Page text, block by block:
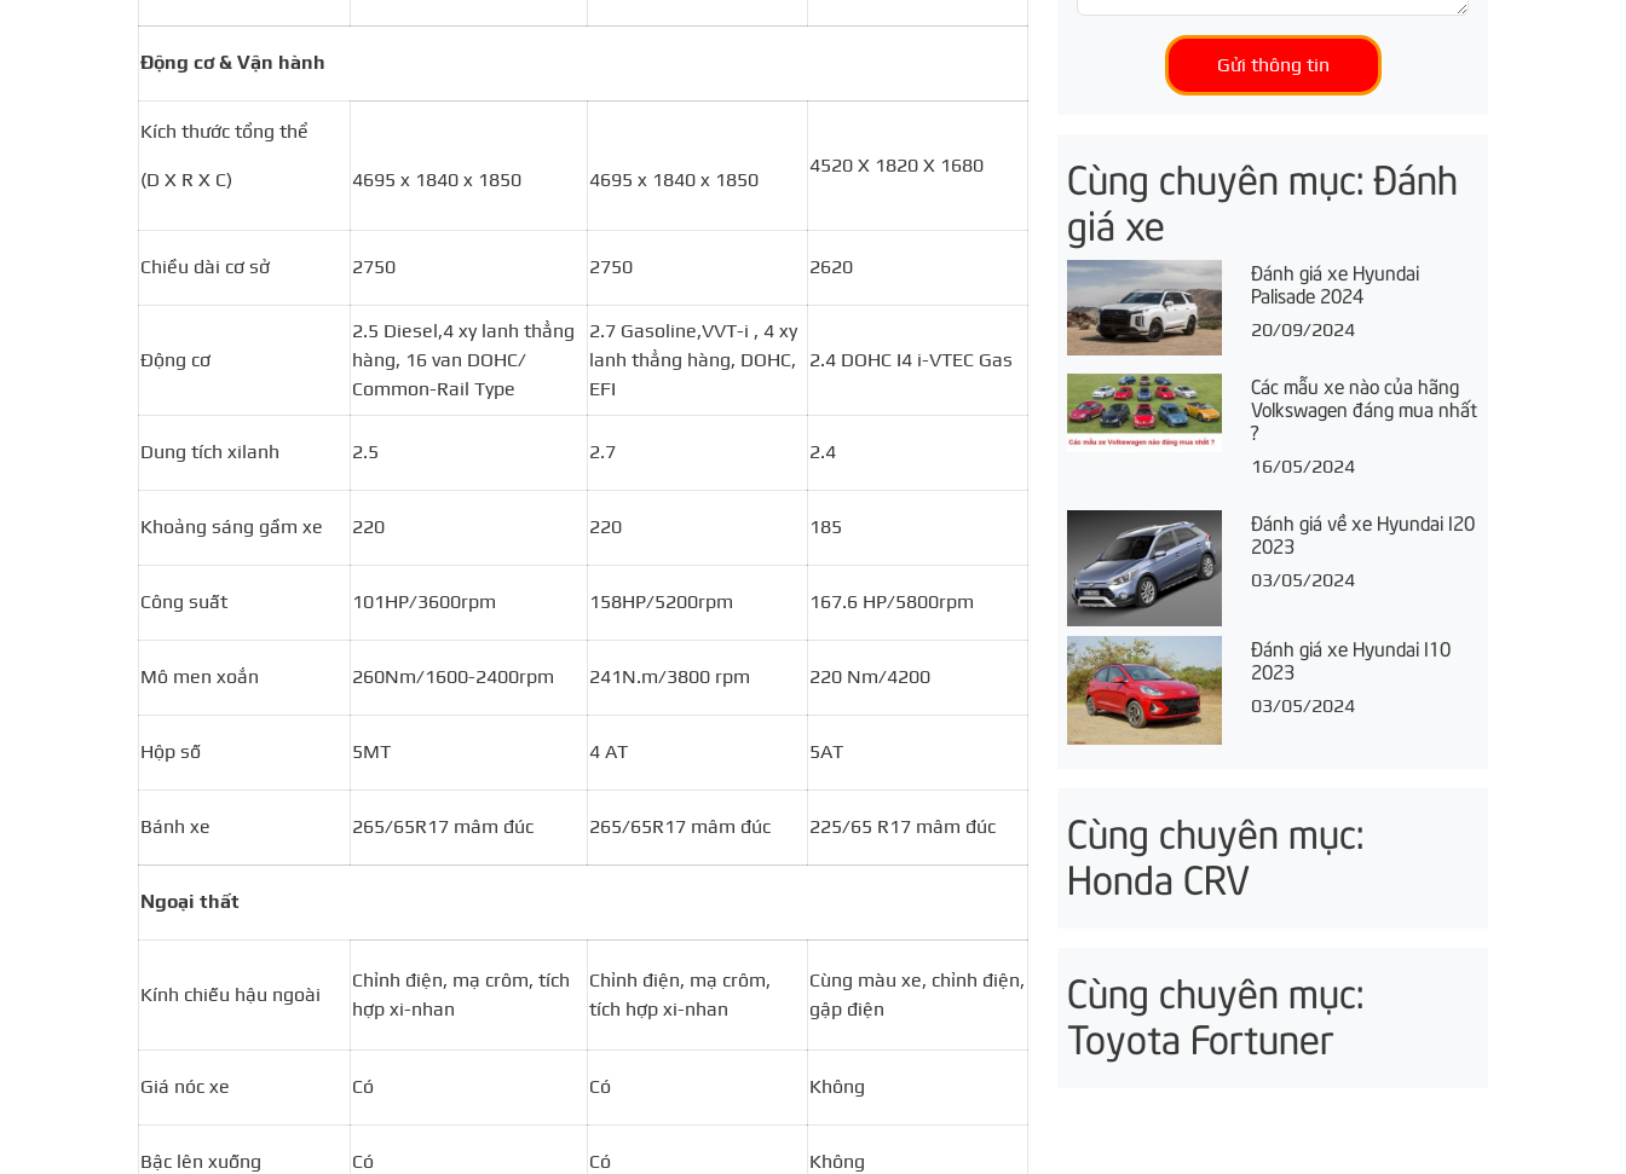
Động cơ & Vận hành
Kích thước tổng thể
(D X R X C) 4695 x 1840 x 1850 4695 x 1840 x 1850
4520 X 1820 X 1680
Chiều dài cơ sở 2750 2750 2620
Động cơ
2.5 Diesel,4 xy lanh thẳng
hàng, 16 van DOHC/
Common-Rail Type
2.7 Gasoline,VVT-i , 4 xy
lanh thẳng hàng, DOHC,
EFI
2.4 DOHC I4 i-VTEC Gas
Dung tích xilanh 2.5 2.7 2.4
Khoảng sáng gầm xe 220 220 185
Công suất 101HP/3600rpm 158HP/5200rpm 167.6 HP/5800rpm
Mô men xoắn 260Nm/1600-2400rpm 241N.m/3800 rpm 220 Nm/4200
Hộp số 5MT 4 AT 5AT
Bánh xe 265/65R17 mâm đúc 265/65R17 mâm đúc 225/65 R17 mâm đúc
Ngoại thất
Kính chiếu hậu ngoài
Chỉnh điện, mạ crôm, tích
hợp xi-nhan
Chỉnh điện, mạ crôm,
tích hợp xi-nhan
Cùng màu xe, chỉnh điện,
gập điện
Giá nóc xe Có Có Không
Bậc lên xuống Có Có Không
Gửi thông tin
Cùng chuyên mục: Đánh
giá xe
Đánh giá xe Hyundai
Palisade 2024
20/09/2024
Các mẫu xe nào của hãng
Volkswagen đáng mua nhất
?
16/05/2024
Đánh giá về xe Hyundai I20
2023
03/05/2024
Đánh giá xe Hyundai I10
2023
03/05/2024
Cùng chuyên mục:
Honda CRV
Cùng chuyên mục:
Toyota Fortuner